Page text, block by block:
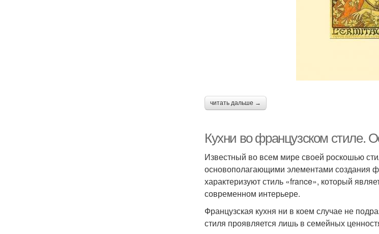
читать дальше →
Кухни во французском стиле.
Известный во всем мире своей роскошью
основополагающими элементами создания
характеризуют стиль «france», который
современном интерьере.
Французская кухня ни в коем случае не
стиля проявляется лишь в семейных